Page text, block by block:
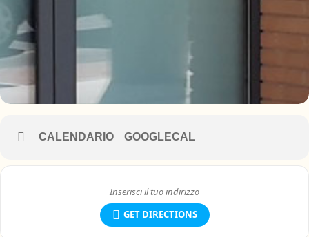
CALENDARIO GOOGLECAL
GET DIRECTIONS